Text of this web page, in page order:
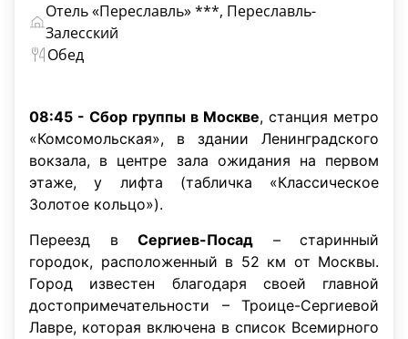
Отель «Переславль» ***, Переславль-
Залесский
Обед
08:45 - Сбор группы в Москве, станция метро
«Комсомольская», в здании Ленинградского
вокзала, в центре зала ожидания на первом
этаже, у лифта (табличка «Классическое
Золотое кольцо»).
Переезд в Сергиев-Посад – старинный
городок, расположенный в 52 км от Москвы.
Город известен благодаря своей главной
достопримечательности – Троице-Сергиевой
Лавре, которая включена в список Всемирного